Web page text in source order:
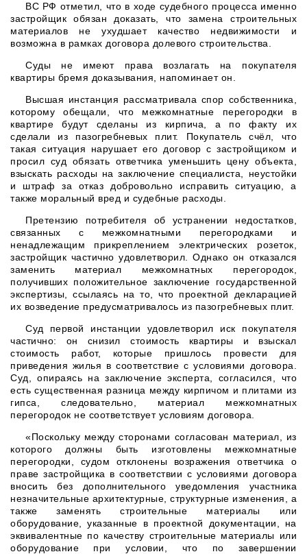
ВС РФ отметил, что в ходе судебного процесса именно
застройщик обязан доказать, что замена строительных
материалов не ухудшает качество недвижимости и
возможна в рамках договора долевого строительства.
Суды не имеют права возлагать на покупателя
квартиры бремя доказывания, напоминает он.
Высшая инстанция рассматривала спор собственника,
которому обещали, что межкомнатные перегородки в
квартире будут сделаны из кирпича, а по факту их
сделали из пазогребневых плит. Покупатель счёл, что
такая ситуация нарушает его договор с застройщиком и
просил суд обязать ответчика уменьшить цену объекта,
взыскать расходы на заключение специалиста, неустойки
и штраф за отказ добровольно исправить ситуацию, а
также моральный вред и судебные расходы.
Претензию потребителя об устранении недостатков,
связанных с межкомнатными перегородками и
ненадлежащим прикреплением электрических розеток,
застройщик частично удовлетворил. Однако он отказался
заменить материал межкомнатных перегородок,
получивших положительное заключение государственной
экспертизы, ссылаясь на то, что проектной декларацией
их возведение предусматривалось из пазогребневых плит.
Суд первой инстанции удовлетворил иск покупателя
частично: он снизил стоимость квартиры и взыскал
стоимость работ, которые пришлось провести для
приведения жилья в соответствие с условиями договора.
Суд, опираясь на заключение эксперта, согласился, что
есть существенная разница между кирпичом и плитами из
гипса, следовательно, материал межкомнатных
перегородок не соответствует условиям договора.
«Поскольку между сторонами согласован материал, из
которого должны быть изготовлены межкомнатные
перегородки, судом отклонены возражения ответчика о
праве застройщика в соответствии с условиями договора
вносить без дополнительного уведомления участника
незначительные архитектурные, структурные изменения, а
также заменять строительные материалы или
оборудование, указанные в проектной документации, на
эквивалентные по качеству строительные материалы или
оборудование при условии, что по завершении